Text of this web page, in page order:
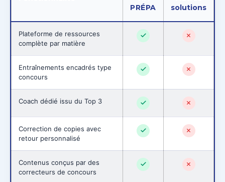
PRÉPA
solutions
Plateforme de ressources
complète par matière
Entraînements encadrés type
concours
Coach dédié issu du Top 3
Correction de copies avec
retour personnalisé
Contenus conçus par des
correcteurs de concours